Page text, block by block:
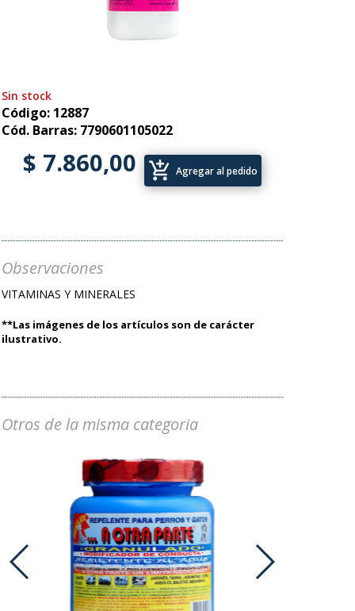
Sin stock
Código: 12887
Cód. Barras: 7790601105022
$ 7.860,00 add_shopping_cart Agregar al pedido
Observaciones
VITAMINAS Y MINERALES
**Las imágenes de los artículos son de carácter
ilustrativo.
Otros de la misma categoria